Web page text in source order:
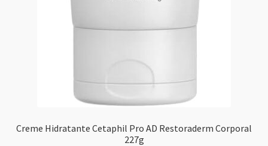
Creme Hidratante Cetaphil Pro AD Restoraderm Corporal
227g